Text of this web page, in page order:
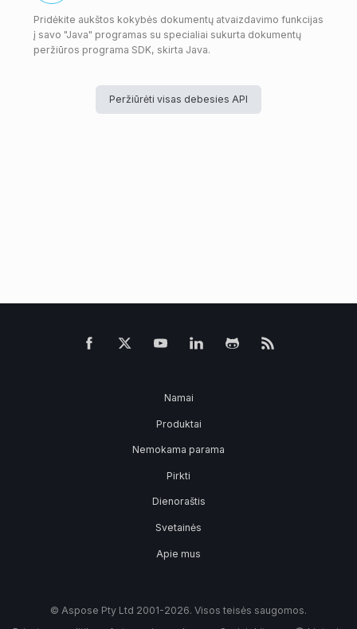
Pridėkite aukštos kokybės dokumentų atvaizdavimo funkcijas
į savo "Java" programas su specialiai sukurta dokumentų
peržiūros programa SDK, skirta Java.
Peržiūrėti visas debesies API
Namai
Produktai
Nemokama parama
Pirkti
Dienoraštis
Svetainės
Apie mus
© Aspose Pty Ltd 2001-2026. Visos teisės saugomos.